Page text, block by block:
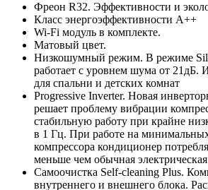
Фреон R32. Эффективности и
Класс энергоэффективности А++
Wi-Fi модуль в комплекте.
Матовый цвет.
Низкошумный режим. В режиме
работает с уровнем шума от 21дБ.
для спальни и детских комнат
Progressive Inverter. Новая
решает проблему вибрации
стабильную работу при крайне
в 1 Гц. При работе на
компрессора кондиционер
меньше чем обычная
Самоочистка Self-cleaning Plus.
внутреннего и внешнего блока.